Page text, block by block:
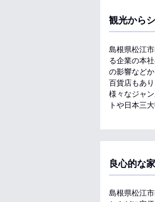
観光から
島根県松江
る企業の本
の影響など
百貨店もあ
様々なジャ
トや日本三
良心的な
島根県松江